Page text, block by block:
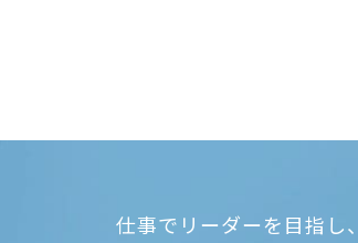
仕事でリーダーを目指し